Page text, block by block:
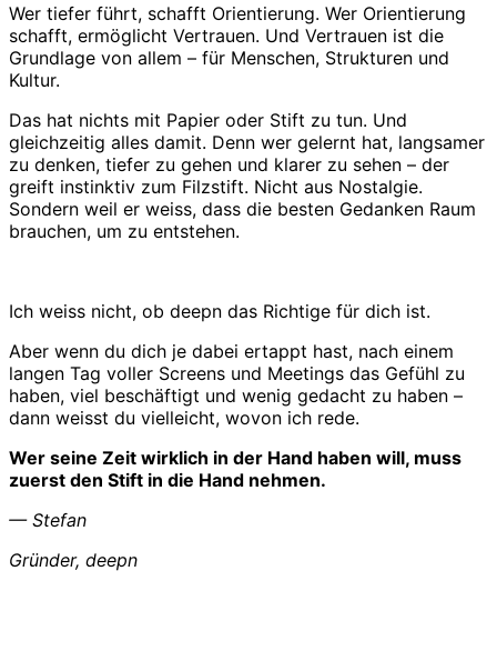
Wer tiefer führt, schafft Orientierung. Wer Orientierung
schafft, ermöglicht Vertrauen. Und Vertrauen ist die
Grundlage von allem – für Menschen, Strukturen und
Kultur.
Das hat nichts mit Papier oder Stift zu tun. Und
gleichzeitig alles damit. Denn wer gelernt hat, langsamer
zu denken, tiefer zu gehen und klarer zu sehen – der
greift instinktiv zum Filzstift. Nicht aus Nostalgie.
Sondern weil er weiss, dass die besten Gedanken Raum
brauchen, um zu entstehen.
Ich weiss nicht, ob deepn das Richtige für dich ist.
Aber wenn du dich je dabei ertappt hast, nach einem
langen Tag voller Screens und Meetings das Gefühl zu
haben, viel beschäftigt und wenig gedacht zu haben –
dann weisst du vielleicht, wovon ich rede.
Wer seine Zeit wirklich in der Hand haben will, muss
zuerst den Stift in die Hand nehmen.
— Stefan
Gründer, deepn